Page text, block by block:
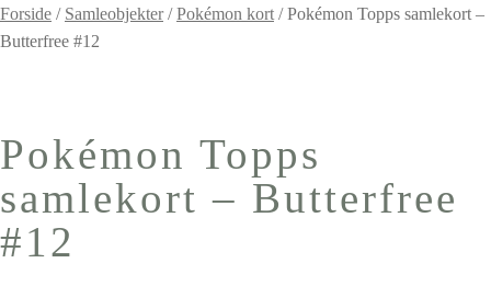
Forside / Samleobjekter/Pokémon kort /Pokémon Topps samlekort –
Butterfree #12
Pokémon Topps
samlekort – Butterfree
#12